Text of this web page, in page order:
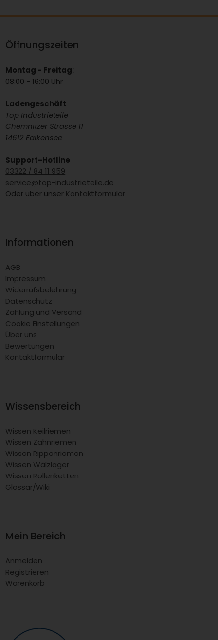
Öffnungszeiten
Montag - Freitag:
08:00 - 16:00 Uhr
Ladengeschäft
Top Industrieteile
Chemnitzer Strasse 11
14612 Falkensee
Support-Hotline
03322 / 84 11 959
service@top-industrieteile.de
Oder über unser Kontaktformular
Informationen
AGB
Impressum
Widerrufsbelehrung
Datenschutz
Zahlung und Versand
Cookie Einstellungen
Über uns
Bewertungen
Kontaktformular
Wissensbereich
Wissen Keilriemen
Wissen Zahnriemen
Wissen Rippenriemen
Wissen Wälzlager
Wissen Rollenketten
Glossar/Wiki
Mein Bereich
Anmelden
Registrieren
Warenkorb